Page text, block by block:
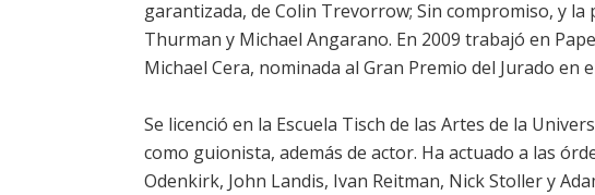
garantizada, de Colin Trevorrow; Sin compromiso, y
Thurman y Michael Angarano. En 2009 trabajó en
Michael Cera, nominada al Gran Premio del Jurado en
Se licenció en la Escuela Tisch de las Artes de la
como guionista, además de actor. Ha actuado a las
Odenkirk, John Landis, Ivan Reitman, Nick Stoller y